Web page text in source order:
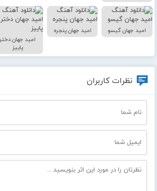
امید جهان گیسو
امید جهان پنجره
امید جهان دختر
پاییز
نظرات کاربران